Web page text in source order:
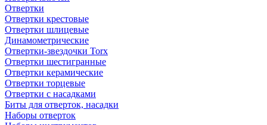
Отвертки
Отвертки крестовые
Отвертки шлицевые
Динамометрические
Отвертки-звездочки Torx
Отвертки шестигранные
Отвертки керамические
Отвертки торцевые
Отвертки с насадками
Биты для отверток, насадки
Наборы отверток